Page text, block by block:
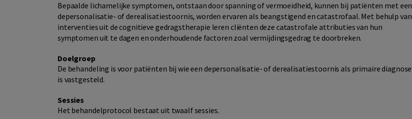
Bepaalde lichamelijke symptomen, ontstaan door spanning of vermoeidheid, kunnen bij patiënten met een
depersonalisatie- of derealisatiestoornis, worden ervaren als beangstigend en catastrofaal. Met behulp van
interventies uit de cognitieve gedragstherapie leren cliënten deze catastrofale attributies van hun
symptomen uit te dagen en onderhoudende factoren zoal vermijdingsgedrag te doorbreken.
Doelgroep
De behandeling is voor patiënten bij wie een depersonalisatie- of derealisatiestoornis als primaire diagnose
is vastgesteld.
Sessies
Het behandelprotocol bestaat uit twaalf sessies.